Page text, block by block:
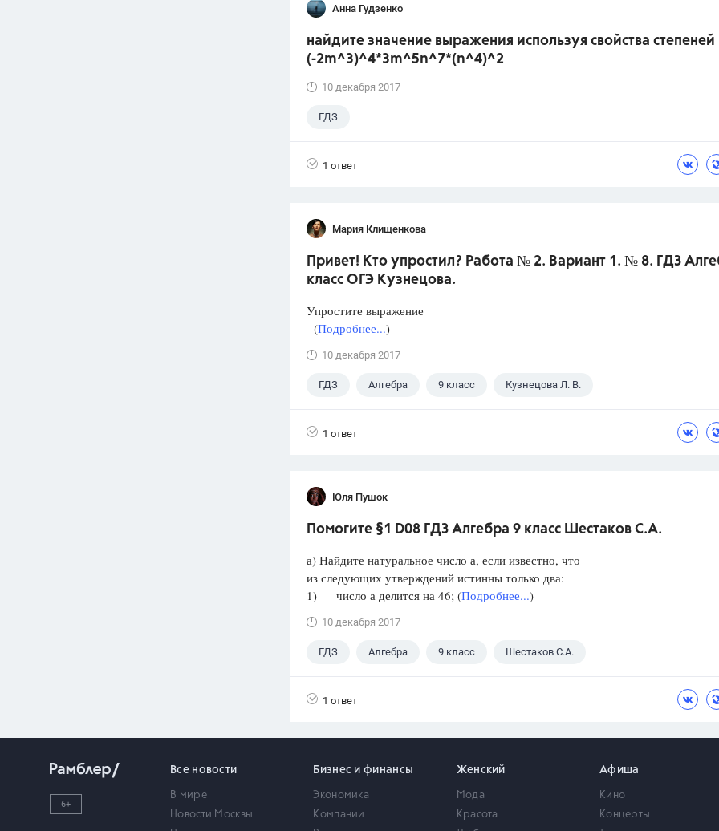
Анна Гудзенко
найдите значение выражения используя свойства степеней
(-2m^3)^4*3m^5n^7*(n^4)^2
10 декабря 2017
ГДЗ
1 ответ
Мария Клищенкова
Привет! Кто упростил? Работа № 2. Вариант 1. № 8. ГДЗ
класс ОГЭ Кузнецова.
Упростите выражение
(Подробнее...)
10 декабря 2017
ГДЗ Алгебра 9 класс Кузнецова Л. В.
1 ответ
Юля Пушок
Помогите §1 D08 ГДЗ Алгебра 9 класс Шестаков С.А.
а) Найдите натуральное число а, если известно, что
из следующих утверждений истинны только два:
1) число а делится на 46; (Подробнее...)
10 декабря 2017
ГДЗ Алгебра 9 класс Шестаков С.А.
1 ответ
6+
Все новости
В мире
Новости Москвы
Бизнес и финансы
Экономика
Компании
Женский
Мода
Красота
Афиша
Кино
Концерты